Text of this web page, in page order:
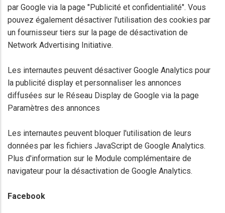
par Google via la page "Publicité et confidentialité". Vous
pouvez également désactiver l'utilisation des cookies par
un fournisseur tiers sur la page de désactivation de
Network Advertising Initiative.
Les internautes peuvent désactiver Google Analytics pour
la publicité display et personnaliser les annonces
diffusées sur le Réseau Display de Google via la page
Paramètres des annonces
Les internautes peuvent bloquer l'utilisation de leurs
données par les fichiers JavaScript de Google Analytics.
Plus d'information sur le Module complémentaire de
navigateur pour la désactivation de Google Analytics.
Facebook